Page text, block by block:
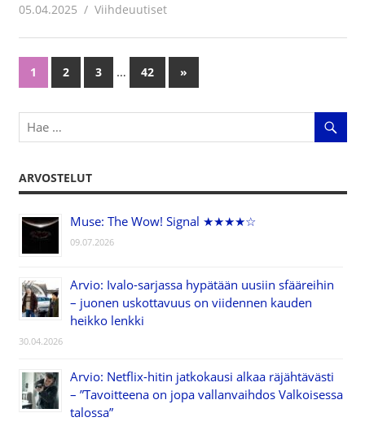
05.04.2025 Juha Kaunisto
Viihdeuutiset
Artikkelien
selaus
1 2 3 … 42
Next
Posts
»
ARVOSTELUT
Muse: The Wow! Signal ★★★★☆
09.07.2026
Arvio: Ivalo-sarjassa hypätään uusiin sfääreihin
– juonen uskottavuus on viidennen kauden
heikko lenkki
30.04.2026
Arvio: Netflix-hitin jatkokausi alkaa räjähtävästi
– ”Tavoitteena on jopa vallanvaihdos Valkoisessa
talossa”